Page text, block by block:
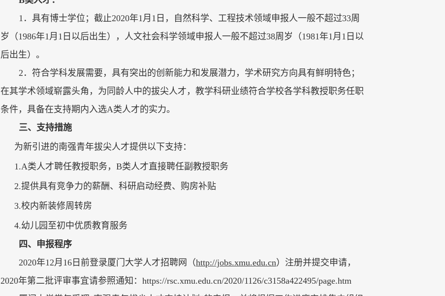
1 ．具有博士学位；截止2020年1月 1 日，自然科学、工程技术领域申报人一般不超过33周
岁（1986年1月 1 日以后出生），人文社会科学领域申报人一般不超过38周岁（1981年1月 1 日以
后出生）。
2 ．符合学科发展需要，具有突出的创新能力和发展潜力，学术研究方向具有鲜明特色；
在其学术领域崭露头角，为同龄人中的拔尖人才，教学科研业绩符合学校各学科教授职务任职
条件，具备在支持期内入选A类人才的实力。
三、支持措施
为新引进的南强青年拔尖人才提供以下支持：
1.A类人才聘任教授职务， B类人才直接聘任副教授职务
2.提供具有竞争力的薪酬、科研启动经费、购房补贴
3.校内新装修周转房
4.幼儿园至初中优质教育服务
四、申报程序
2020年12月16日前登录厦门大学人才招聘网
（http://jobs.xmu.edu.cn） 注册并提交申请，
2020年第二批评审事宜请参照通知 ：https://rsc.xmu.edu.cn/2020/1126/c3158a422495/page.htm